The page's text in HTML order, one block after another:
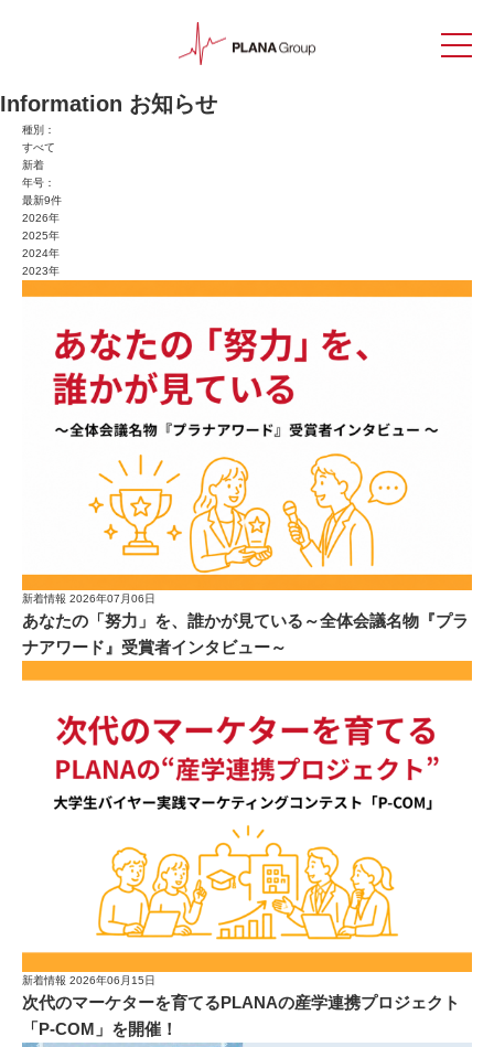
Information お知らせ
種別：
すべて
新着
年号：
最新9件
2026年
2025年
2024年
2023年
新着情報 2026年07月06日
あなたの「努力」を、誰かが見ている～全体会議名物『プラ
ナアワード』受賞者インタビュー～
新着情報 2026年06月15日
次代のマーケターを育てるPLANAの産学連携プロジェクト
「P-COM」を開催！